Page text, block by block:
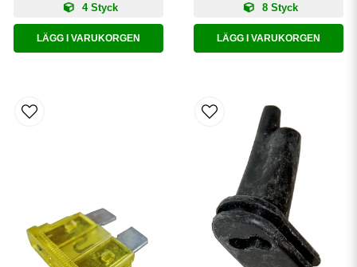
4 Styck
LÄGG I VARUKORGEN
8 Styck
LÄGG I VARUKORGEN